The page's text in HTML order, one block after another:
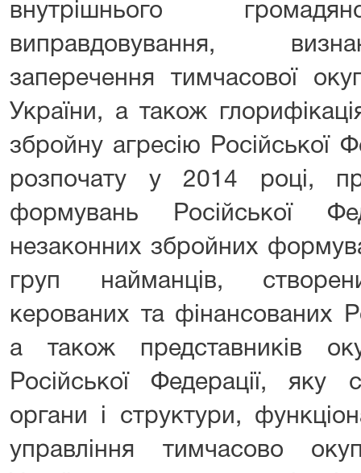
внутрішнього
виправдовування,
заперечення тимчасової
України, а також
збройну агресію Російської
розпочату у 2014 році,
формувань Російської
незаконних збройних
груп найманців,
керованих та фінансованих
а також представників
Російської Федерації, яку
органи і структури,
управління тимчасово